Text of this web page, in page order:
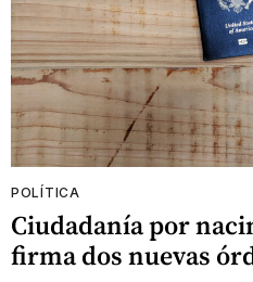
POLÍTICA
Ciudadanía por
firma dos nuevas